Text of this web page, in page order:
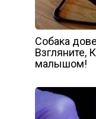
Собака
Взгляните,
малышом!